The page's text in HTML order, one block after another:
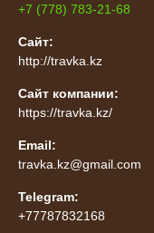
+7 (778) 783-21-68
Сайт:
http://travka.kz
Сайт компании:
https://travka.kz/
Email:
travka.kz@gmail.com
Telegram:
+77787832168